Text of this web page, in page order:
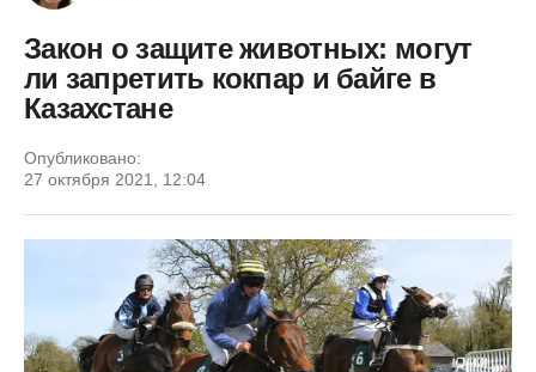
Закон о защите животных: могут
ли запретить кокпар и байге в
Казахстане
Опубликовано:
27 октября 2021, 12:04